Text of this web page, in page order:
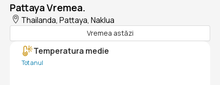
Pattaya Vremea.
Thailanda, Pattaya, Naklua
Vremea astăzi
Temperatura medie
Tot anul